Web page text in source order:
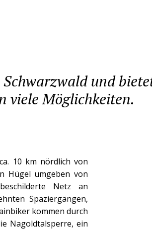
und
viele Möglichkeiten.
10 km nördlich von
Hügel umgeben von
Netz an
Spaziergängen,
kommen durch
Nagoldtalsperre, ein